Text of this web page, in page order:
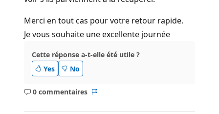
Merci en tout cas pour votre retour rapide.
Je vous souhaite une excellente journée
Cette réponse a-t-elle été utile ?
Yes
No
0 commentaires
Aucun